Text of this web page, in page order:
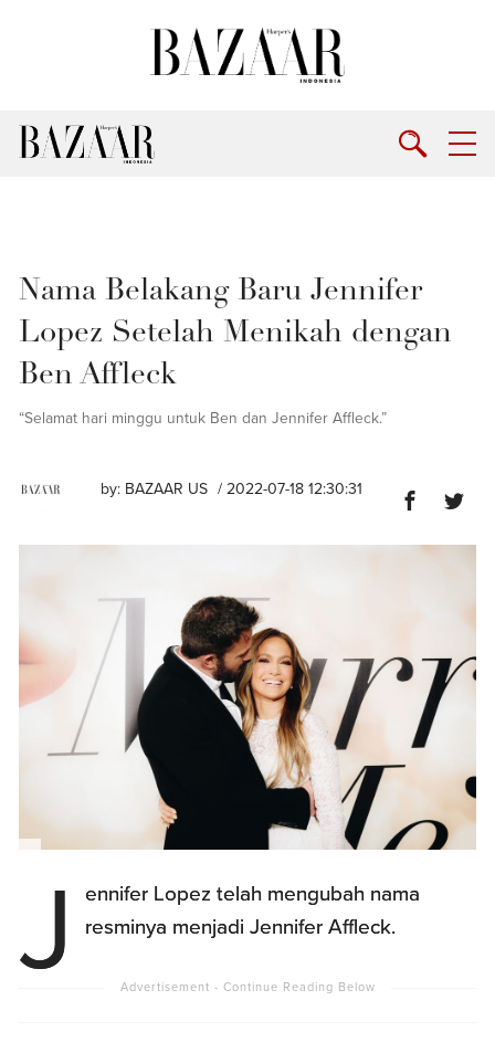
Nama Belakang Baru Jennifer
Lopez Setelah Menikah dengan
Ben Affleck
“Selamat hari minggu untuk Ben dan Jennifer Affleck.”
by: BAZAAR US / 2022-07-18 12:30:31
J
ennifer Lopez telah mengubah nama
resminya menjadi Jennifer Affleck.